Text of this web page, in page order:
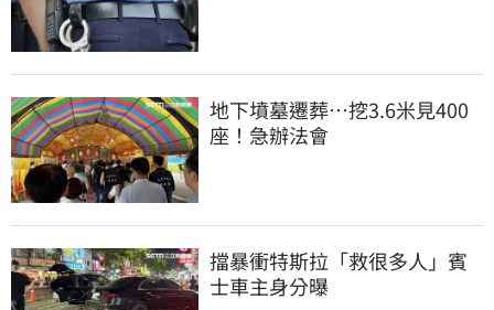
地下墳墓遷葬…挖3.6米見400
座！急辦法會
擋暴衝特斯拉「救很多人」賓
士車主身分曝